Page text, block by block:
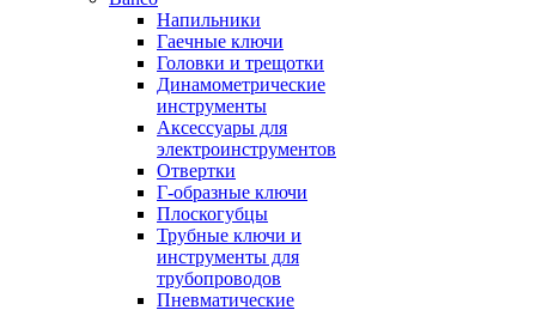
Напильники
Гаечные ключи
Головки и трещотки
Динамометрические
инструменты
Аксессуары для
электроинструментов
Отвертки
Г-образные ключи
Плоскогубцы
Трубные ключи и
инструменты для
трубопроводов
Пневматические